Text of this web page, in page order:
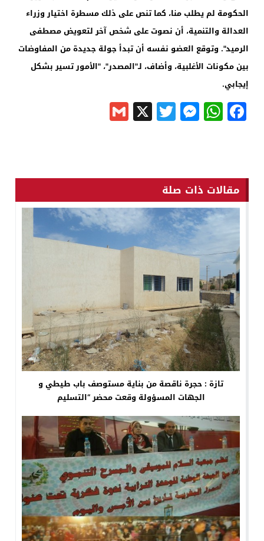
الحكومة لم يطلب منا، كما تنص على ذلك مسطرة اختيار وزراء
العدالة والتنمية، أن نصوت على شخص آخر لتعويض مصطفى
الرميد". وتوقع العضو نفسه أن تبدأ جولة جديدة من المفاوضات
بين مكونات الأغلبية، وأضاف، لـ"المصدر"، "الأمور تسير بشكل
إيجابي.
Facebook
WhatsApp
Messenger
Twitter
X
مقالات ذات صلة
تازة : حجرة ناقصة من بناية مستوصف باب طيطي و
الجهات المسؤولة وقعت محضر “التسليم